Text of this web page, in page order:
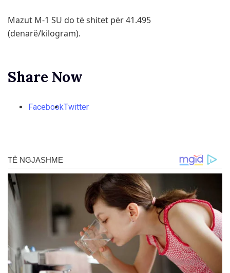
Mazut М-1 SU do të shitet për 41.495
(denarë/kilogram).
Share Now
FacebookTwitter